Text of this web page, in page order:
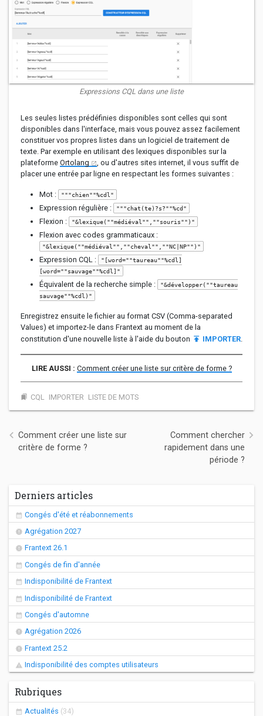
Expressions CQL dans une liste
Les seules listes prédéfinies disponibles sont celles qui sont
disponibles dans l'interface, mais vous pouvez assez facilement
constituer vos propres listes dans un logiciel de traitement de
texte. Par exemple en utilisant des lexiques disponibles sur la
plateforme Ortolang
, ou d'autres sites internet, il vous suffit de
placer une entrée par ligne en respectant les formes suivantes :
Mot : """chien""%cdl"
Expression régulière : """chat(te)?s?""%cd"
Flexion : "&lexique(""médiéval"",""souris"")"
Flexion avec codes grammaticaux :
"&lexique(""médiéval"",""cheval"",""NC|NP"")"
Expression CQL :
"[word=""taureau""%cdl]
[word=""sauvage""%cdl]"
Équivalent de la recherche simple :
"&développer(""taureau
sauvage""%cdl)"
Enregistrez ensuite le fichier au format CSV (Comma-separated
Values) et importez-le dans Frantext au moment de la
constitution d'une nouvelle liste à l'aide du bouton publish IMPORTER.
Comment créer une liste sur critère de forme ?
bookmarks CQL IMPORTER LISTE DE MOTS
Navigation de l’article
Comment créer une liste sur
critère de forme ?
Comment chercher
rapidement dans une
période ?
Derniers articles
Congés d'été et réabonnements
Agrégation 2027
Frantext 26.1
Congés de fin d'année
Indisponibilité de Frantext
Indisponibilité de Frantext
Congés d'automne
Agrégation 2026
Frantext 25.2
Indisponibilité des comptes utilisateurs
Rubriques
Actualités (34)